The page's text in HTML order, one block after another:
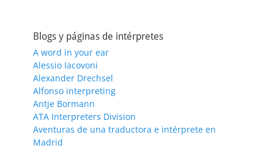
Blogs y páginas de intérpretes
A word in your ear
Alessio Iacovoni
Alexander Drechsel
Alfonso interpreting
Antje Bormann
ATA Interpreters Division
Aventuras de una traductora e intérprete en
Madrid